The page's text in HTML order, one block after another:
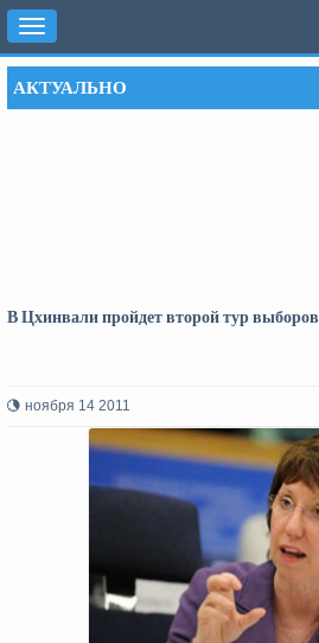
Toggle
navigation
АКТУАЛЬНО
В Цхинвали пройдет второй тур выборов
ноября 14 2011